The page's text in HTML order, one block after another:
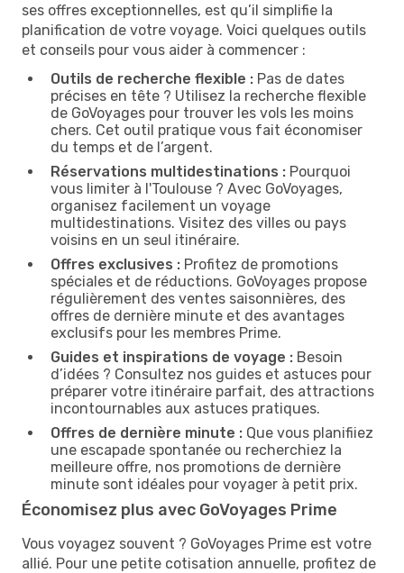
ses offres exceptionnelles, est qu’il simplifie la
planification de votre voyage. Voici quelques outils
et conseils pour vous aider à commencer :
Outils de recherche flexible : Pas de dates
précises en tête ? Utilisez la recherche flexible
de GoVoyages pour trouver les vols les moins
chers. Cet outil pratique vous fait économiser
du temps et de l’argent.
Réservations multidestinations : Pourquoi
vous limiter à l'Toulouse ? Avec GoVoyages,
organisez facilement un voyage
multidestinations. Visitez des villes ou pays
voisins en un seul itinéraire.
Offres exclusives : Profitez de promotions
spéciales et de réductions. GoVoyages propose
régulièrement des ventes saisonnières, des
offres de dernière minute et des avantages
exclusifs pour les membres Prime.
Guides et inspirations de voyage : Besoin
d’idées ? Consultez nos guides et astuces pour
préparer votre itinéraire parfait, des attractions
incontournables aux astuces pratiques.
Offres de dernière minute : Que vous planifiiez
une escapade spontanée ou recherchiez la
meilleure offre, nos promotions de dernière
minute sont idéales pour voyager à petit prix.
Économisez plus avec GoVoyages Prime
Vous voyagez souvent ? GoVoyages Prime est votre
allié. Pour une petite cotisation annuelle, profitez de